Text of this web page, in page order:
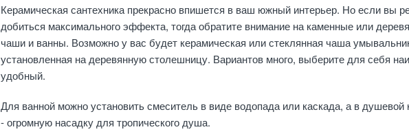
Керамическая сантехника прекрасно впишется в ваш южный интерьер. Но если вы
добиться максимального эффекта, тогда обратите внимание на каменные или
чаши и ванны. Возможно у вас будет керамическая или стеклянная чаша
установленная на деревянную столешницу. Вариантов много, выберите для себя
удобный.
Для ванной можно установить смеситель в виде водопада или каскада, а в душевой
- огромную насадку для тропического душа.